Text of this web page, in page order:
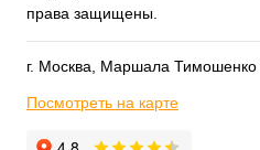
права защищены.
г. Москва, Маршала Тимошенко
Посмотреть на карте